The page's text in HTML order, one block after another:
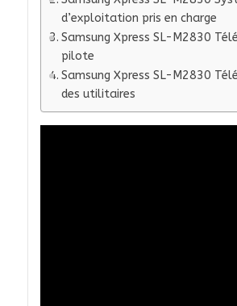
d’exploitation pris en charge
Samsung Xpress SL-M2830
pilote
Samsung Xpress SL-M2830
des utilitaires